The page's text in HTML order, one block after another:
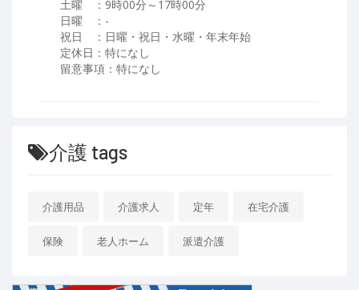
土曜 ：9時00分～17時00分
日曜 ：-
祝日 ：日曜・祝日・水曜・年末年始
定休日：特になし
留意事項：特になし
介護 tags
介護用品 介護求人 定年 在宅介護
保険 老人ホーム 派遣介護